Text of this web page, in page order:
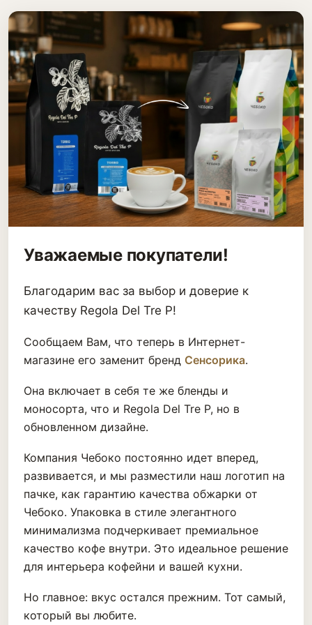
Уважаемые покупатели!
Благодарим вас за выбор и доверие к
качеству Regola Del Tre P!
Сообщаем Вам, что теперь в Интернет-
магазине его заменит бренд Сенсорика.
Она включает в себя те же бленды и
моносорта, что и Regola Del Tre P, но в
обновленном дизайне.
Компания Чебоко постоянно идет вперед,
развивается, и мы разместили наш логотип на
пачке, как гарантию качества обжарки от
Чебоко. Упаковка в стиле элегантного
минимализма подчеркивает премиальное
качество кофе внутри. Это идеальное решение
для интерьера кофейни и вашей кухни.
Но главное: вкус остался прежним. Тот самый,
который вы любите.